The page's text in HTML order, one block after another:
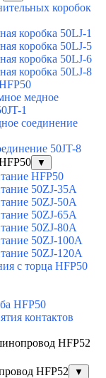
коробок
коробка 50LJ-1
коробка 50LJ-5
коробка 50LJ-6
коробка 50LJ-8
медное
1
соединение
50JT-8
▼
HFP50
50ZJ-35A
50ZJ-50A
50ZJ-65A
50ZJ-80A
50ZJ-100A
50ZJ-120A
с торца HFP50
HFP50
контактов
HFP52
HFP52 ▼